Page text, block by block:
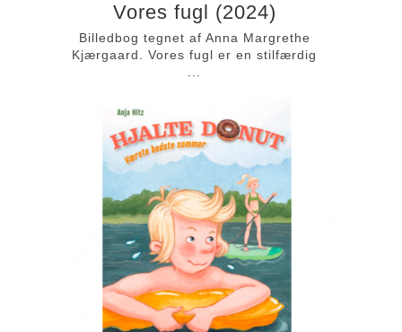
Vores fugl (2024)
Billedbog tegnet af Anna Margrethe
Kjærgaard. Vores fugl er en stilfærdig